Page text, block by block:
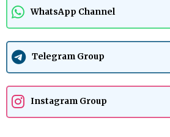
WhatsApp Channel
Telegram Group
Instagram Group